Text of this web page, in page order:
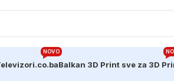
NOVO
Balkan 3D Print sve za 3D